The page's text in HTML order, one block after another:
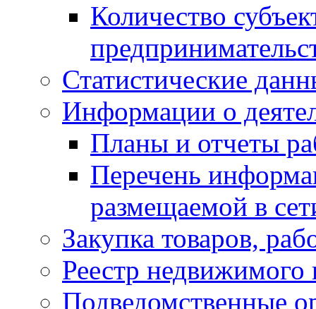
Количество
Статистические
Информации о
Планы и отчеты
Перечень
размещаемой в
Закупка товаров,
Реестр
Подведомственные